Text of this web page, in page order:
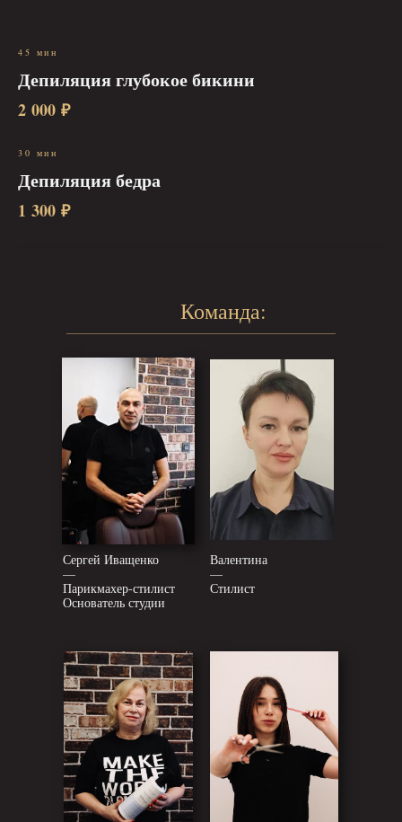
45 мин
Депиляция глубокое бикини
2 000 ₽
30 мин
Депиляция бедра
1 300 ₽
Сергей Иващенко
—
Парикмахер-стилист
Основатель студии
Валентина
—
Стилист
Команда: